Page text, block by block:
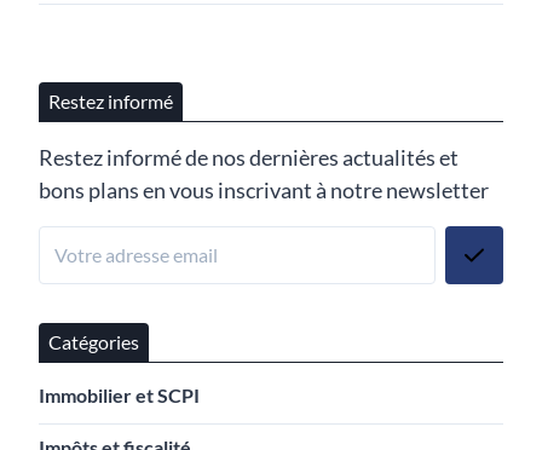
Restez informé
Restez informé de nos dernières actualités et
bons plans en vous inscrivant à notre newsletter
Catégories
Immobilier et SCPI